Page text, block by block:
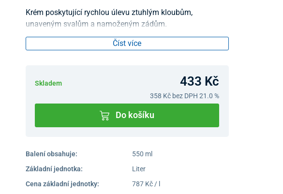
Krém poskytující rychlou úlevu ztuhlým kloubům,
unaveným svalům a namoženým zádům.
Číst více
Skladem 433 Kč
358 Kčbez DPH 21.0 %
Do košíku
Balení obsahuje:
550 ml
Základní jednotka:
Liter
Cena základní jednotky:
787 Kč / l